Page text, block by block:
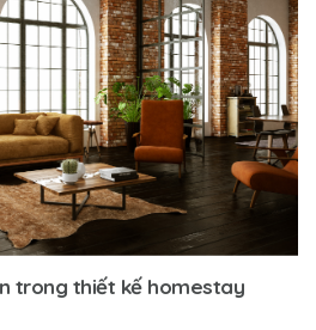
trong thiết kế homestay